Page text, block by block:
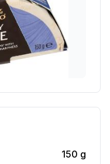
150 g